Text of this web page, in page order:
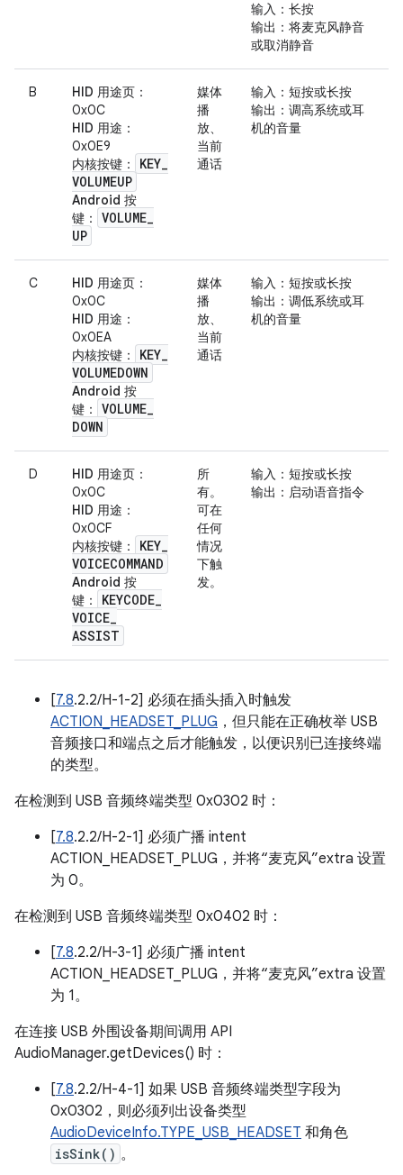
输入 ：长按
输出 ：将麦克风静音
或取消静音
B HID 用途页 ：
0x0C
HID 用途 ：
0x0E9
内核按键 ： KEY_
VOLUMEUP
Android 按
键 ： VOLUME_
UP
媒体
播
放、
当前
通话
输入 ：短按或长按
输出 ：调高系统或耳
机的音量
C HID 用途页 ：
0x0C
HID 用途 ：
0x0EA
内核按键 ： KEY_
VOLUMEDOWN
Android 按
键 ： VOLUME_
DOWN
媒体
播
放、
当前
通话
输入 ：短按或长按
输出 ：调低系统或耳
机的音量
D HID 用途页 ：
0x0C
HID 用途 ：
0x0CF
内核按键 ： KEY_
VOICECOMMAND
Android 按
键 ： KEYCODE_
VOICE_
ASSIST
所
有。
可在
任何
情况
下触
发。
输入 ：短按或长按
输出 ：启动语音指令
[7.8.2.2/H-1-2] 必须在插头插入时触发
ACTION_HEADSET_PLUG ，但只能在正确枚举 USB
音频接口和端点之后才能触发，以便识别已连接终端
的类型。
在检测到 USB 音频终端类型 0x0302 时：
[7.8.2.2/H-2-1] 必须广播 intent
ACTION_HEADSET_PLUG，并将“麦克风”extra 设置
为 0。
在检测到 USB 音频终端类型 0x0402 时：
[7.8.2.2/H-3-1] 必须广播 intent
ACTION_HEADSET_PLUG，并将“麦克风”extra 设置
为 1。
在连接 USB 外围设备期间调用 API
AudioManager.getDevices() 时：
[7.8.2.2/H-4-1] 如果 USB 音频终端类型字段为
0x0302，则必须列出设备类型
AudioDeviceInfo.TYPE_USB_HEADSET 和角色
isSink() 。